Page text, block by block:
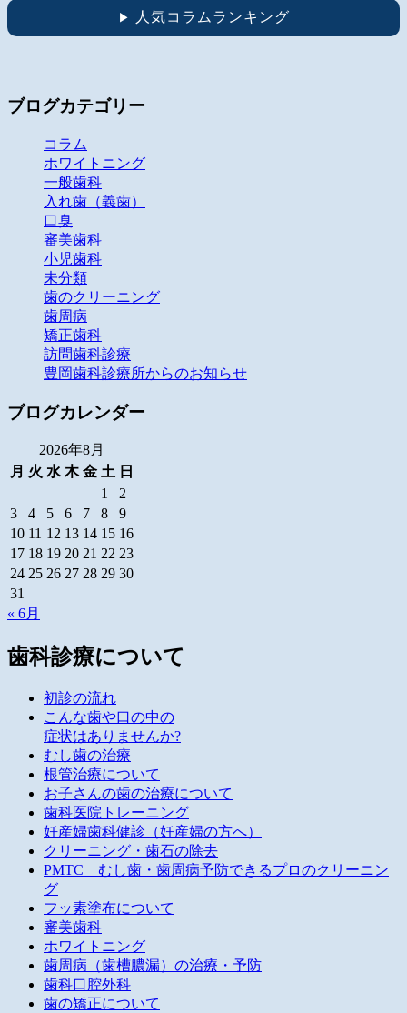
▶ 人気コラムランキング
ブログカテゴリー
コラム
ホワイトニング
一般歯科
入れ歯（義歯）
口臭
審美歯科
小児歯科
未分類
歯のクリーニング
歯周病
矯正歯科
訪問歯科診療
豊岡歯科診療所からのお知らせ
ブログカレンダー
2026年8月
月 火 水 木 金 土 日
1
2
3
4 5 6 7 8
9
10 11 12 13 14 15 16
17 18 19 20 21 22 23
24 25 26 27 28 29 30
31
« 6月
歯科診療について
初診の流れ
こんな歯や口の中の
症状はありませんか?
むし歯の治療
根管治療について
お子さんの歯の治療について
歯科医院トレーニング
妊産婦歯科健診（妊産婦の方へ）
クリーニング・歯石の除去
PMTC むし歯・歯周病予防できるプロのクリーニン
グ
フッ素塗布について
審美歯科
ホワイトニング
歯周病（歯槽膿漏）の治療・予防
歯科口腔外科
歯の矯正について